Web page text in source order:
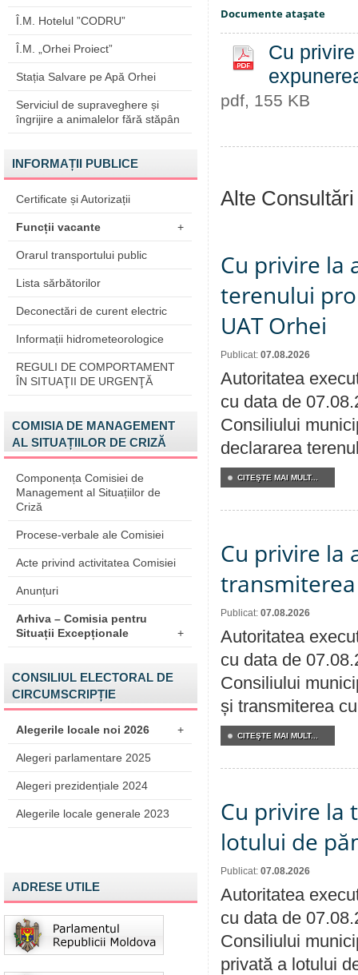
Î.M. Hotelul ”CODRU”
Î.M. „Orhei Proiect”
Stația Salvare pe Apă Orhei
Serviciul de supraveghere și
îngrijire a animalelor fără stăpân
INFORMAȚII PUBLICE
Certificate și Autorizații
Funcții vacante +
Orarul transportului public
Lista sărbătorilor
Deconectări de curent electric
Informații hidrometeorologice
REGULI DE COMPORTAMENT
ÎN SITUAŢII DE URGENŢĂ
COMISIA DE MANAGEMENT
AL SITUAȚIILOR DE CRIZĂ
Componența Comisiei de
Management al Situațiilor de
Criză
Procese-verbale ale Comisiei
Acte privind activitatea Comisiei
Anunțuri
Arhiva – Comisia pentru
Situații Excepționale
+
CONSILIUL ELECTORAL DE
CIRCUMSCRIPȚIE
Alegerile locale noi 2026 +
Alegeri parlamentare 2025
Alegeri prezidențiale 2024
Alegerile locale generale 2023
ADRESE UTILE
Documente ataşate
Cu
pdf, 155 KB
Alte
Cu privire la
terenului
UAT Orhei
Publicat: 07.08.2026
Autoritatea
cu data de
Consiliului
declararea
CITEŞTE MAI MULT...
Cu privire la
Publicat: 07.08.2026
Autoritatea
cu data de
Consiliului
și transmiterea
CITEŞTE MAI MULT...
Cu privire la
lotului de
Publicat: 07.08.2026
Autoritatea
cu data de
Consiliului
privată a lotului